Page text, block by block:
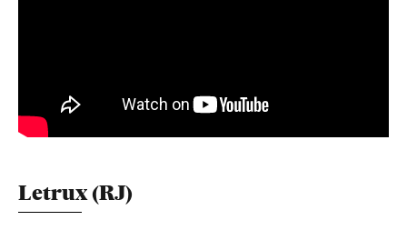
Letrux (RJ)